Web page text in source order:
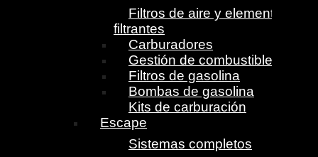
Filtros de aire y elementos
filtrantes
Carburadores
Gestión de combustible
Filtros de gasolina
Bombas de gasolina
Kits de carburación
Escape
Sistemas completos